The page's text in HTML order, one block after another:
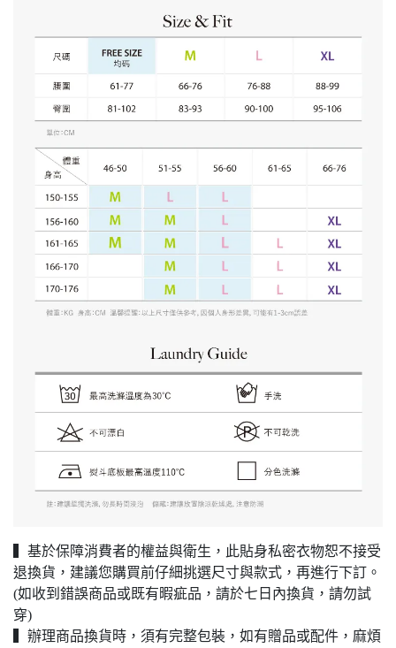
▍基於保障消費者的權益與衛生，此貼身私密衣物恕不接受
退換貨，建議您購買前仔細挑選尺寸與款式，再進行下訂。
(如收到錯誤商品或既有暇疵品，請於七日內換貨，請勿試
穿)
▍辦理商品換貨時，須有完整包裝，如有贈品或配件，麻煩